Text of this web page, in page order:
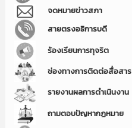
จดหมายข่าวสภา
สายตรงอธิการบดี
ร้องเรียนการทุจริต
ช่องทางการติดต่อสื่อสาร
รายงานผลการดำเนินงาน
ถามตอบปัญหากฏหมาย